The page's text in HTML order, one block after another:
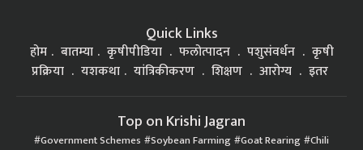
Quick Links
होम बातम्या कृषीपीडिया फलोत्पादन पशुसंवर्धन
कृषी
प्रक्रिया
यशकथा यांत्रिकीकरण शिक्षण आरोग्य इतर
Top on Krishi Jagran
Government Schemes Soybean Farming Goat Rearing Chili